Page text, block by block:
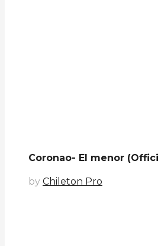
Coronao- El menor
by Chileton Pro